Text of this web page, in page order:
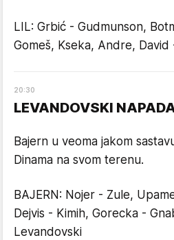
LIL: Grbić - Gudmunson,
Gomeš, Kseka, Andre, David
20:30
LEVANDOVSKI
Bajern u veoma jakom
Dinama na svom terenu.
BAJERN: Nojer - Zule,
Dejvis - Kimih, Gorecka -
Levandovski